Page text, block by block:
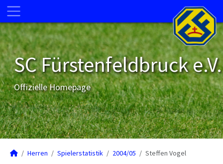
SC Fürstenfeldbruck e.V.
Offizielle Homepage
Herren Spielerstatistik 2004/05 Steffen Vogel